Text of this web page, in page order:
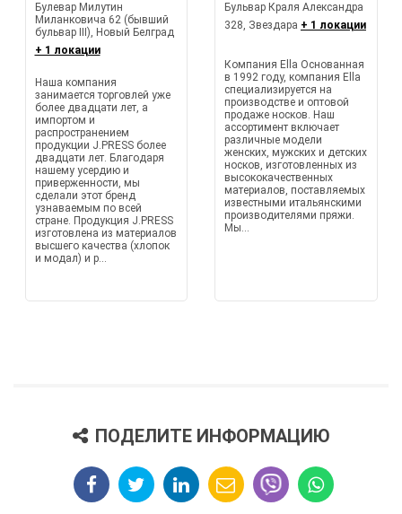
Булевар Милутин
Миланковича 62 (бывший
бульвар III), Новый Белград
+ 1 локации
Наша компания
занимается торговлей уже
более двадцати лет, а
импортом и
распространением
продукции J.PRESS более
двадцати лет. Благодаря
нашему усердию и
приверженности, мы
сделали этот бренд
узнаваемым по всей
стране. Продукция J.PRESS
изготовлена из материалов
высшего качества (хлопок
и модал) и р...
Бульвар Краля Александра
328, Звездара + 1 локации
Компания Ella Основанная
в 1992 году, компания Ella
специализируется на
производстве и оптовой
продаже носков. Наш
ассортимент включает
различные модели
женских, мужских и детских
носков, изготовленных из
высококачественных
материалов, поставляемых
известными итальянскими
производителями пряжи.
Мы...
ПОДЕЛИТЕ ИНФОРМАЦИЮ